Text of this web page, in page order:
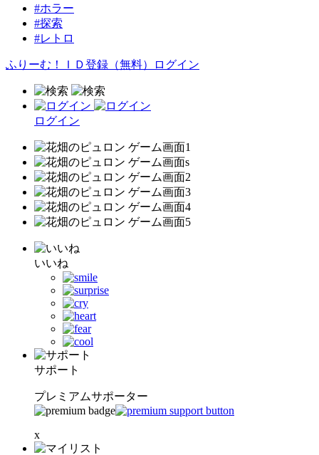
#ホラー
#探索
#レトロ
ふりーむ！ＩＤ登録（無料） ログイン
ログイン
いいね
サポート
プレミアムサポーター
x